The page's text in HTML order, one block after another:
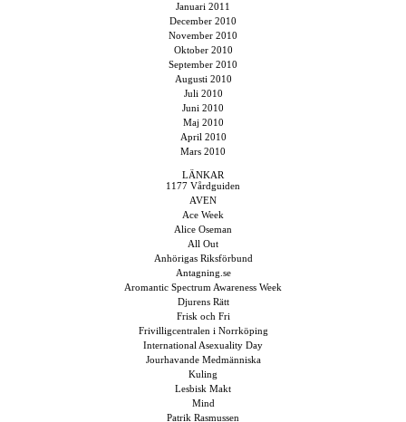
Januari 2011
December 2010
November 2010
Oktober 2010
September 2010
Augusti 2010
Juli 2010
Juni 2010
Maj 2010
April 2010
Mars 2010
LÄNKAR
1177 Vårdguiden
AVEN
Ace Week
Alice Oseman
All Out
Anhörigas Riksförbund
Antagning.se
Aromantic Spectrum Awareness Week
Djurens Rätt
Frisk och Fri
Frivilligcentralen i Norrköping
International Asexuality Day
Jourhavande Medmänniska
Kuling
Lesbisk Makt
Mind
Patrik Rasmussen